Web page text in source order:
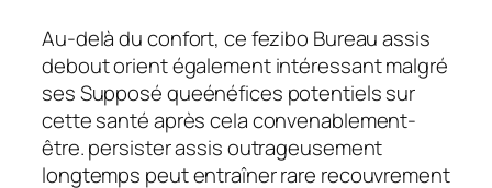
Au-delà du confort, ce fezibo Bureau assis
debout orient également intéressant malgré
ses Supposé queénéfices potentiels sur
cette santé après cela convenablement-
être. persister assis outrageusement
longtemps peut entraîner rare recouvrement